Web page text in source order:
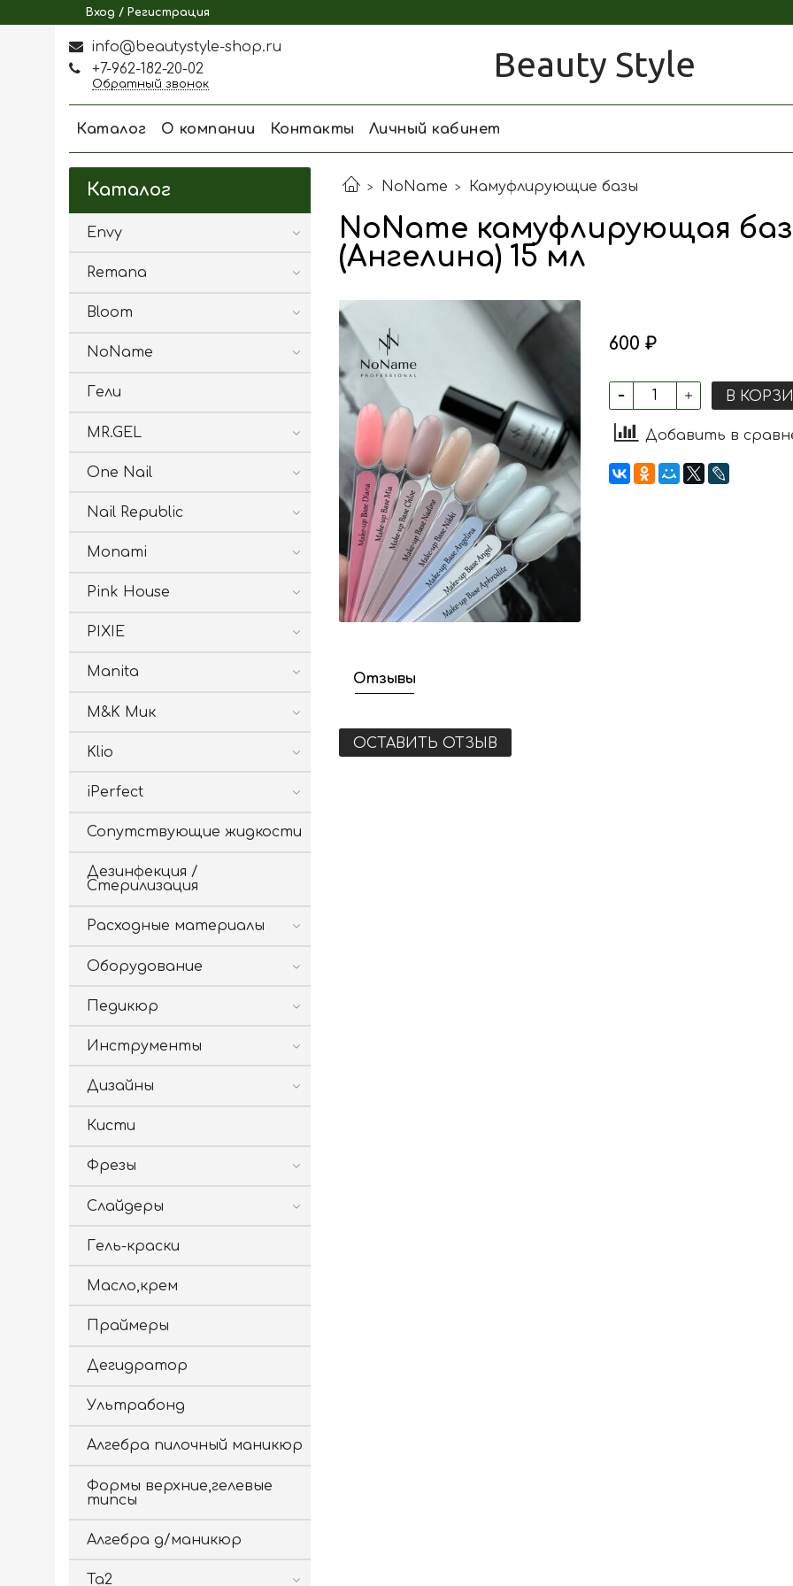
Вход / Регистрация
info@beautystyle-shop.ru
+7-962-182-20-02
Обратный звонок Beauty Style
Каталог О компании Контакты Личный кабинет
NoName Камуфлирующие базы
NoName камуфлирующая
(Ангелина) 15 мл
600 ₽
В
Добавить в
Отзывы
ОСТАВИТЬ ОТЗЫВ
Каталог
Envy
Remana
Bloom
NoName
Гели
MR.GEL
One Nail
Nail Republic
Monami
Pink House
PIXIE
Manita
M&K Мик
Klio
iPerfect
Сопутствующие жидкости
Дезинфекция /
Стерилизация
Расходные материалы
Оборудование
Педикюр
Инструменты
Дизайны
Кисти
Фрезы
Слайдеры
Гель-краски
Масло,крем
Праймеры
Дегидратор
Ультрабонд
Алгебра пилочный маникюр
Формы верхние,гелевые
типсы
Алгебра д/маникюр
Ta2